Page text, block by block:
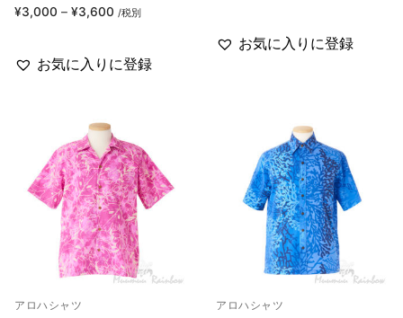
¥3,000 – ¥3,600 /税別
お気に入りに登録
お気に入りに登録
アロハシャツ アロハシャツ